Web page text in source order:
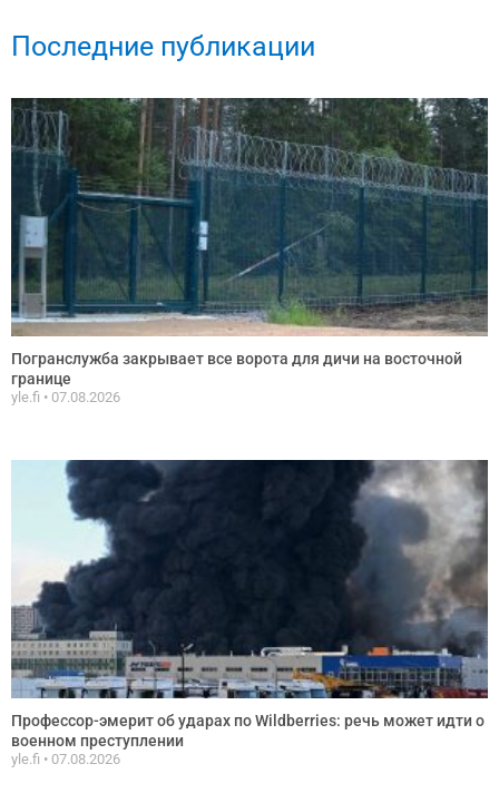
Последние публикации
Погранслужба закрывает все ворота для дичи на восточной
границе
yle.fi 07.08.2026
Профессор-эмерит об ударах по Wildberries: речь может идти о
военном преступлении
yle.fi 07.08.2026